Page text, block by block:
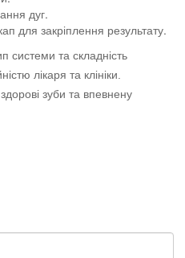
дуг.
для закріплення результату.
системи та складність
лікаря та клініки.
зуби та впевнену